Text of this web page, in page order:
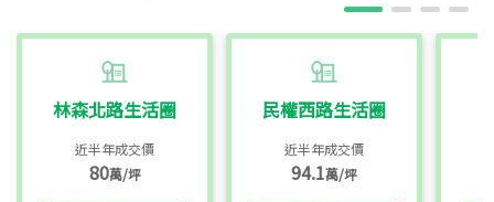
林森北路生活圈
近半年成交價
80萬/坪
民權西路生活圈
近半年成交價
94.1萬/坪